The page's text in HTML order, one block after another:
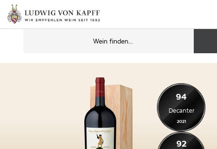
94
Decanter
2021
92